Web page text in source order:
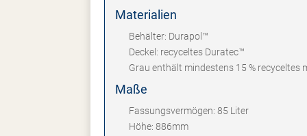
Materialien
Behälter: Durapol™
Deckel: recyceltes Duratec™
Grau enthält mindestens 15 % recyceltes
Maße
Fassungsvermögen: 85 Liter
Höhe: 886mm